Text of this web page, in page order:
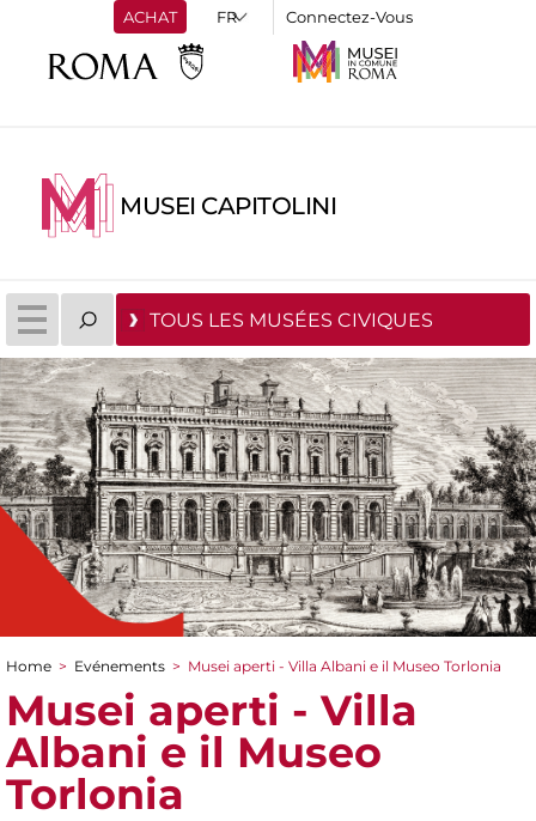
ACHAT Connectez-Vous
MUSEI CAPITOLINI
TOUS LES MUSÉES CIVIQUES
You are here
Home > Evénements > Musei aperti - Villa Albani e il Museo Torlonia
Musei aperti - Villa
Albani e il Museo
Torlonia